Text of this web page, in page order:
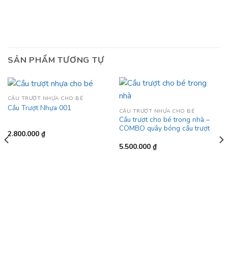
SẢN PHẨM TƯƠNG TỰ
CẦU TRƯỢT NHỰA CHO BÉ
Cầu Trượt Nhựa 001
2.800.000 ₫
CẦU TRƯỢT NHỰA CHO BÉ
Cầu trượt cho bé trong nhà –
COMBO quây bóng cầu trượt
5.500.000 ₫